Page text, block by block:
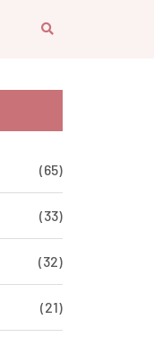
(65)
(33)
(32)
(21)